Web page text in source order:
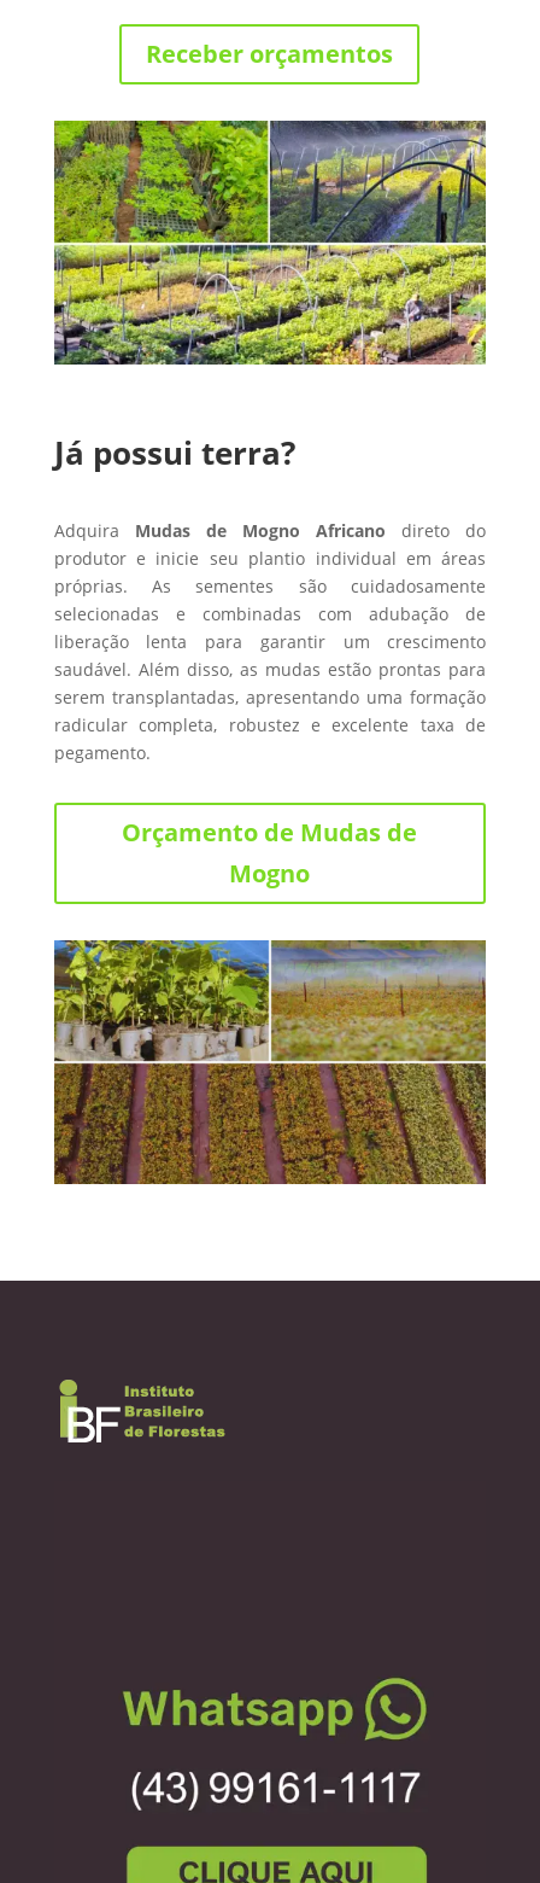
Receber orçamentos
Já possui terra?
Adquira Mudas de Mogno Africano direto do
produtor e inicie seu plantio individual em áreas
próprias. As sementes são cuidadosamente
selecionadas e combinadas com adubação de
liberação lenta para garantir um crescimento
saudável. Além disso, as mudas estão prontas para
serem transplantadas, apresentando uma formação
radicular completa, robustez e excelente taxa de
pegamento.
Orçamento de Mudas de
Mogno